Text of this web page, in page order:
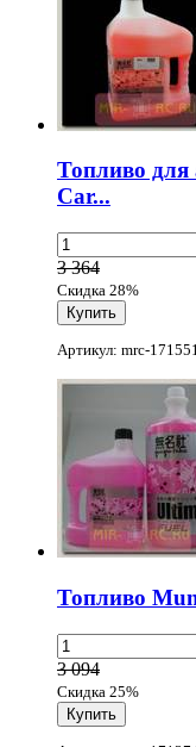
Топливо для
Car...
3 364
Скидка 28%
Артикул: mrc-
Топливо
3 094
Скидка 25%